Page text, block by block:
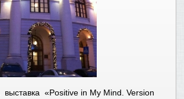
выставка «Positive in My Mind. Version